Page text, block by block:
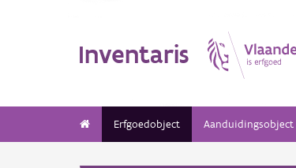
Inventaris
Erfgoedobject Aanduidingsobject